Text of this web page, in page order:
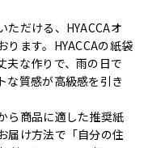
ただける、HYACCAオ
ります。HYACCAの紙袋
夫な作りで、雨の日で
な質感が高級感を引き
ら商品に適した推奨紙
届け方法で「自分の住